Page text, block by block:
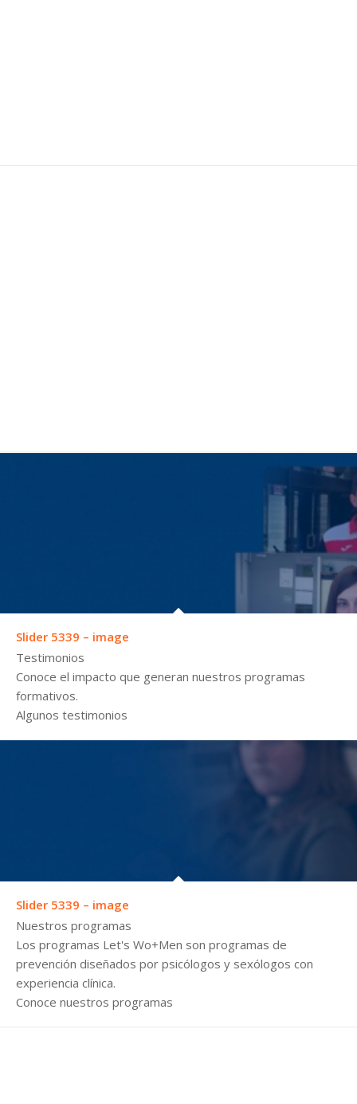
Slider 5339 – image
Testimonios
Conoce el impacto que generan nuestros programas
formativos.
Algunos testimonios
Slider 5339 – image
Nuestros programas
Los programas Let's Wo+Men son programas de
prevención diseñados por psicólogos y sexólogos con
experiencia clínica.
Conoce nuestros programas